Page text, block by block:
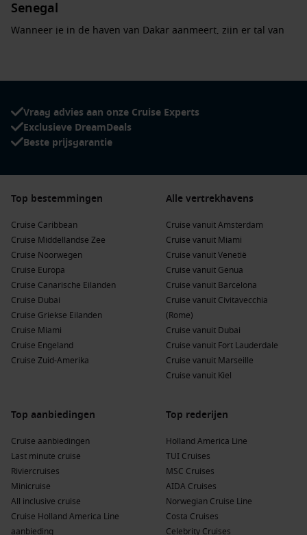
Senegal
Wanneer je in de haven van Dakar aanmeert, zijn er tal van
architectuur en het voormalige slavenhuis Maison des
Esclaves. Dit is een essentieel onderdeel van de
geschiedenis vanSenegal
monument van 49 meter hoog biedt een prachtig uitzicht
onafhankelijkheid van Senegal en is een indrukwekkend
Duik in de lokale cultuur
: Struin door de kleurrijke wijk
Medina, waar je traditionele markten, straatkunst en de
warme sfeer van de lokale bevolking kunt ervaren.
Geniet van de stranden
: Ontspan op de ontspannen
stranden van Dakar, zoals Plage de la Pointe des Almadies
of N’Gor Island, waar je kunt genieten van zonnen,
zwemmen en watersporten.
Proef Senegalese gerechten
: Mis de kans niet om de lokale
keuken te proeven, met gerechten zoals thieboudienne
ervaring.
Populaire havens voor of na een cruise naar
Dakar
Wanneer je een cruise maakt die Dakar aandoet, zijn hier
enkele havens die je kunt verkennen:
Vraag advies aan onze Cruise Experts
Exclusieve DreamDeals
Beste prijsgarantie
Top bestemmingen
Cruise Caribbean
Cruise Middellandse Zee
Cruise Noorwegen
Cruise Europa
Cruise Canarische Eilanden
Cruise Dubai
Cruise Griekse Eilanden
Cruise Miami
Cruise Engeland
Cruise Zuid-Amerika
Alle vertrekhavens
Cruise vanuit Amsterdam
Cruise vanuit Miami
Cruise vanuit Venetië
Cruise vanuit Genua
Cruise vanuit Barcelona
Cruise vanuit Civitavecchia
(Rome)
Cruise vanuit Dubai
Cruise vanuit Fort Lauderdale
Cruise vanuit Marseille
Cruise vanuit Kiel
Top aanbiedingen
Cruise aanbiedingen
Last minute cruise
Riviercruises
Minicruise
All inclusive cruise
Cruise Holland America Line
aanbieding
Top rederijen
Holland America Line
TUI Cruises
MSC Cruises
AIDA Cruises
Norwegian Cruise Line
Costa Cruises
Celebrity Cruises